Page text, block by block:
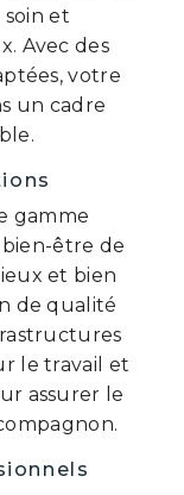
et
Avec des
votre
un cadre
gamme
être de
et bien
de qualité
le travail et
assurer le